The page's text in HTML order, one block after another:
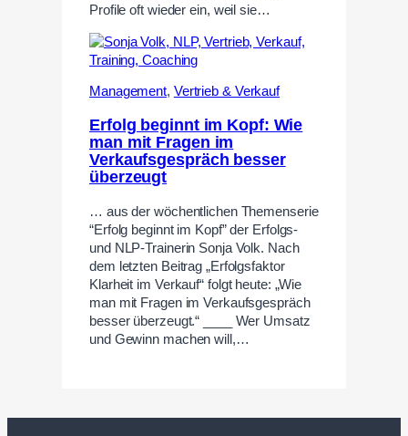
Profile oft wieder ein, weil sie…
Management, Vertrieb & Verkauf
Erfolg beginnt im Kopf: Wie
man mit Fragen im
Verkaufsgespräch besser
überzeugt
… aus der wöchentlichen Themenserie
“Erfolg beginnt im Kopf” der Erfolgs-
und NLP-Trainerin Sonja Volk. Nach
dem letzten Beitrag „Erfolgsfaktor
Klarheit im Verkauf“ folgt heute: „Wie
man mit Fragen im Verkaufsgespräch
besser überzeugt.“ ____ Wer Umsatz
und Gewinn machen will,…